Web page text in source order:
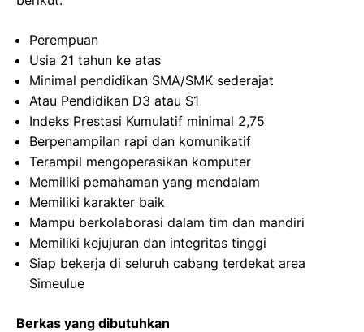
Perempuan
Usia 21 tahun ke atas
Minimal pendidikan SMA/SMK sederajat
Atau Pendidikan D3 atau S1
Indeks Prestasi Kumulatif minimal 2,75
Berpenampilan rapi dan komunikatif
Terampil mengoperasikan komputer
Memiliki pemahaman yang mendalam
Memiliki karakter baik
Mampu berkolaborasi dalam tim dan mandiri
Memiliki kejujuran dan integritas tinggi
Siap bekerja di seluruh cabang terdekat area
Simeulue
Berkas yang dibutuhkan